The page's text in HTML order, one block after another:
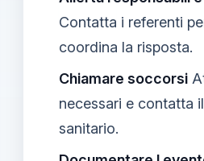
Contatta i referenti
coordina la risposta.
Chiamare soccorsi
necessari e contatta
sanitario.